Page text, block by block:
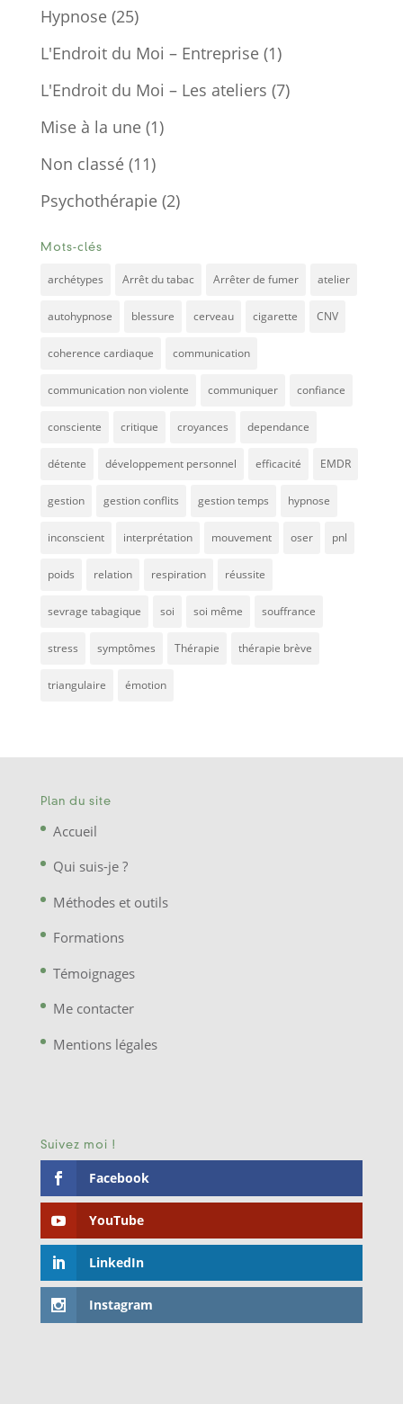
Hypnose(25)
L'Endroit du Moi – Entreprise(1)
L'Endroit du Moi – Les ateliers (7)
Mise à la une(1)
Non classé(11)
Psychothérapie(2)
Mots-clés
archétypes Arrêt du tabac Arrêter de fumer atelier
autohypnose blessure cerveau cigarette CNV
coherence cardiaque communication
communication non violente communiquer confiance
consciente critique croyances dependance
détente développement personnel efficacité EMDR
gestion gestion conflits gestion temps hypnose
inconscient interprétation mouvement oser pnl
poids relation respiration réussite
sevrage tabagique soi soi même souffrance
stress symptômes Thérapie thérapie brève
triangulaire émotion
Plan du site
Accueil
Qui suis-je ?
Méthodes et outils
Formations
Témoignages
Me contacter
Mentions légales
Suivez moi !
Facebook
YouTube
LinkedIn
Instagram